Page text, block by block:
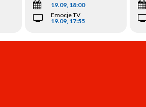
19.09, 18:00
Emocje TV
19.09, 17:55